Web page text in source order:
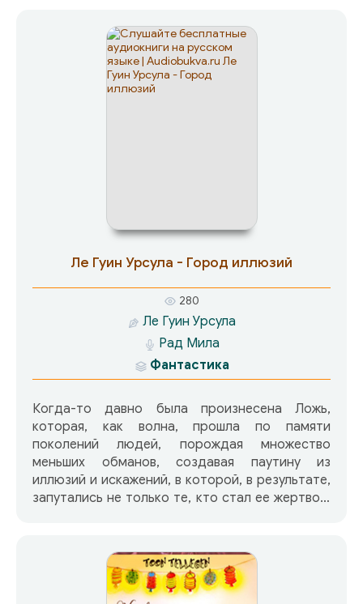
вера, дружба и любовь к близкому помогут не
сойти с избранного им пути! Среди монстров
вечного мрака, в мире, где солнцем стал огонь
преисподней, скрывается беглый принц Дзирт
До Урден. Теперь он просто охотник, чья цель
вырваться из этого тупика принц отдает себя
в руки давних врагов дроу — глубинных гномов.
Последовавшие за этим события приводят
Дзирта на новый путь. Путь наверх, к солнцу и
новым приключениям.
Ле Гуин Урсула - Город иллюзий
280
Ле Гуин Урсула
Рад Мила
Фантастика
Когда-то давно была произнесена Ложь,
которая, как волна, прошла по памяти
поколений людей, порождая множество
меньших обманов, создавая паутину из
иллюзий и искажений, в которой, в результате,
запутались не только те, кто стал ее жертвой,
Землю. Они нанесли сокрушительный удар по
Лиге Миров. Они правители. Но что они
принесли с собой? Ничего. Им нечего дать, они